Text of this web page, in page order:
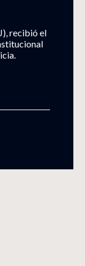
recibió el